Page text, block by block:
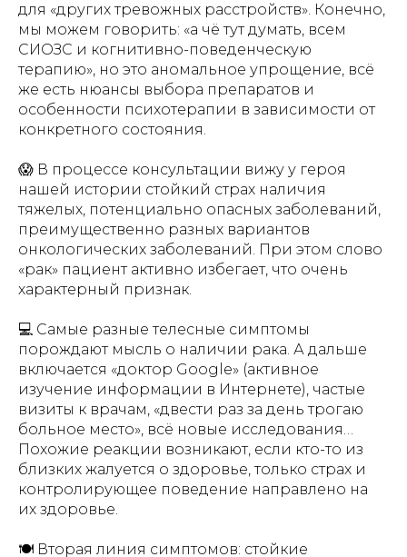
для «других тревожных расстройств». Конечно,
мы можем говорить: «а чё тут думать, всем
СИОЗС и когнитивно-поведенческую
терапию», но это аномальное упрощение, всё
же есть нюансы выбора препаратов и
особенности психотерапии в зависимости от
конкретного состояния.
😱 В процессе консультации вижу у героя
нашей истории стойкий страх наличия
тяжелых, потенциально опасных заболеваний,
преимущественно разных вариантов
онкологических заболеваний. При этом слово
«рак» пациент активно избегает, что очень
характерный признак.
💻 Самые разные телесные симптомы
порождают мысль о наличии рака. А дальше
включается «доктор Google» (активное
изучение информации в Интернете), частые
визиты к врачам, «двести раз за день трогаю
больное место», всё новые исследования…
Похожие реакции возникают, если кто-то из
близких жалуется о здоровье, только страх и
контролирующее поведение направлено на
их здоровье.
🍽 Вторая линия симптомов: стойкие